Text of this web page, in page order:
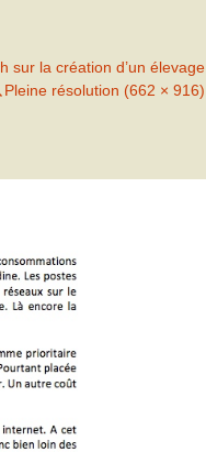
sur la création d’un élevage
Pleine résolution (662 × 916)